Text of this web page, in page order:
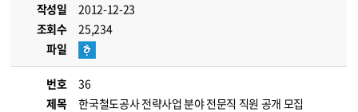
작성일
2012-12-23
조회수
25,234
파일
번호
36
제목
한국철도공사 전략사업 분야 전문직 직원 공개 모집